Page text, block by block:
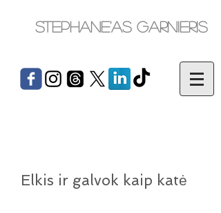
Stephane'as Garnieris
Elkis ir galvok kaip katė